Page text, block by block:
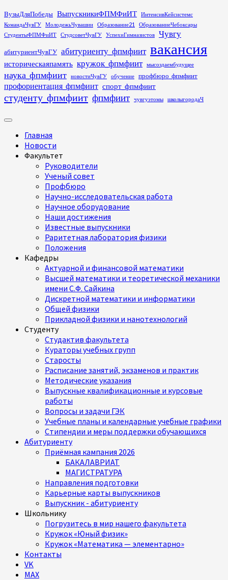
Перейти
к
содержимому
ВузыДляПобеды ВыпускникиФПМФиИТ
ИнтенсивКейсистемс
КомандаЧувГУ
МолодежьЧувашии Образование21
ОбразованиеЧебоксары
СтудентыФПМФиИТ
СтудсоветЧувГУ УспехиГимназистов Чувгу
абитуриентЧувГУ абитуриенту_фпмфиит вакансия
историческаяпамять кружок_фпмфиит мысоздаембудущее
наука_фпмфиит новостиЧувГУ обучение профбюро_фпмфиит
профориентация_фпмфиит спорт_фпмфиит
студенту_фпмфиит фпмфиит чувгуэтомы школыгородаЧ
Основное
Главная
Новости
Факультет
Руководители
Ученый совет
Профбюро
Научно-исследовательская работа
Научное оборудование
Наши достижения
Известные выпускники
Раритетная лаборатория физики
Положения
Кафедры
Актуарной и финансовой математики
Высшей математики и теоретической механики
имени С.Ф. Сайкина
Дискретной математики и информатики
Общей физики
Прикладной физики и нанотехнологий
Студенту
Студактив факультета
Кураторы учебных групп
Старосты
Расписание занятий, экзаменов и практик
Методические указания
Выпускные квалификационные и курсовые
работы
Вопросы и задачи ГЭК
Учебные планы и календарные учебные графики
Стипендии и меры поддержки обучающихся
Абитуриенту
Приёмная кампания 2026
БАКАЛАВРИАТ
МАГИСТРАТУРА
Направления подготовки
Карьерные карты выпускников
Выпускник - абитуриенту
Школьнику
Погрузитесь в мир нашего факультета
Кружок «Юный физик»
Кружок «Математика — элементарно»
Контакты
VK
MAX